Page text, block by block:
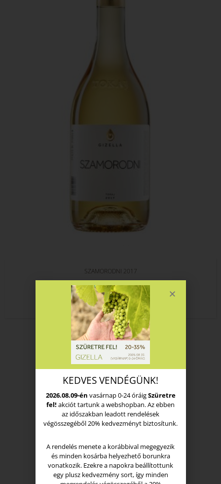
SZAMORODNI 2017
19.950Ft
KOSÁRBA TESZEM
KEDVES VENDÉGÜNK!
2026.08.09-én vasárnap 0-24 óráigSzüretre
fel! akciót tartunk a webshopban. Az ebben
az időszakban leadott rendelések
végösszegéből 20% kedvezményt biztosítunk.
A rendelés menete a korábbival megegyezik
és minden kosárba helyezhető borunkra
vonatkozik. Ezekre a napokra beállítottunk
egy plusz kedvezmény sort, így minden